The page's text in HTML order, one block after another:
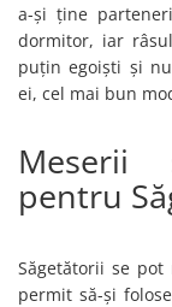
a-și ține
dormitor, iar
puțin egoiști și
ei, cel mai bun
Meserii
pentru
Săgetătorii se
permit să-și